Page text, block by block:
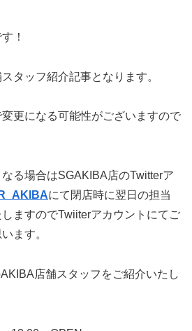
！
タッフ紹介記事となります。
更になる可能性がございますので
る場合はSGAKIBA店のTwitterア
にて閉店時に翌日の担当
ますのでTwiiterアカウントにてご
ます。
店舗スタッフをご紹介いたし